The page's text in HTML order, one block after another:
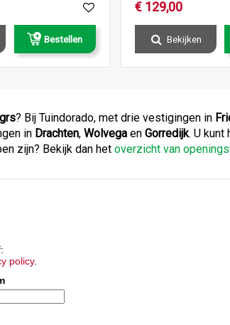
Bestellen
€ 129,00
Bekijken
? Bij Tuindorado, met drie vestigingen in
in Drachten, Wolvega en Gorredijk. U
zijn? Bekijk dan het overzicht van
policy.